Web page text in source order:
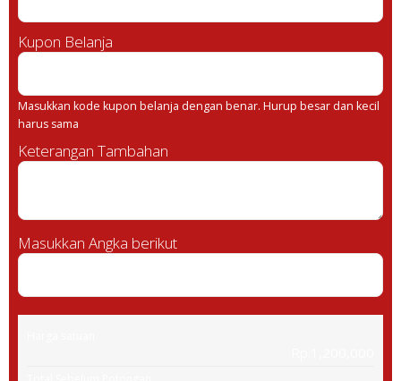
Kupon Belanja
Masukkan kode kupon belanja dengan benar. Hurup besar dan kecil
harus sama
Keterangan Tambahan
Masukkan Angka berikut